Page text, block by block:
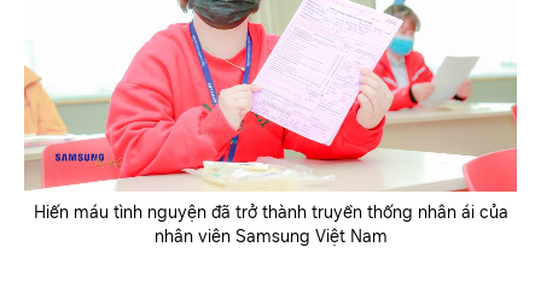
Hiến máu tình nguyện đã trở thành truyền thống nhân ái của
nhân viên Samsung Việt Nam